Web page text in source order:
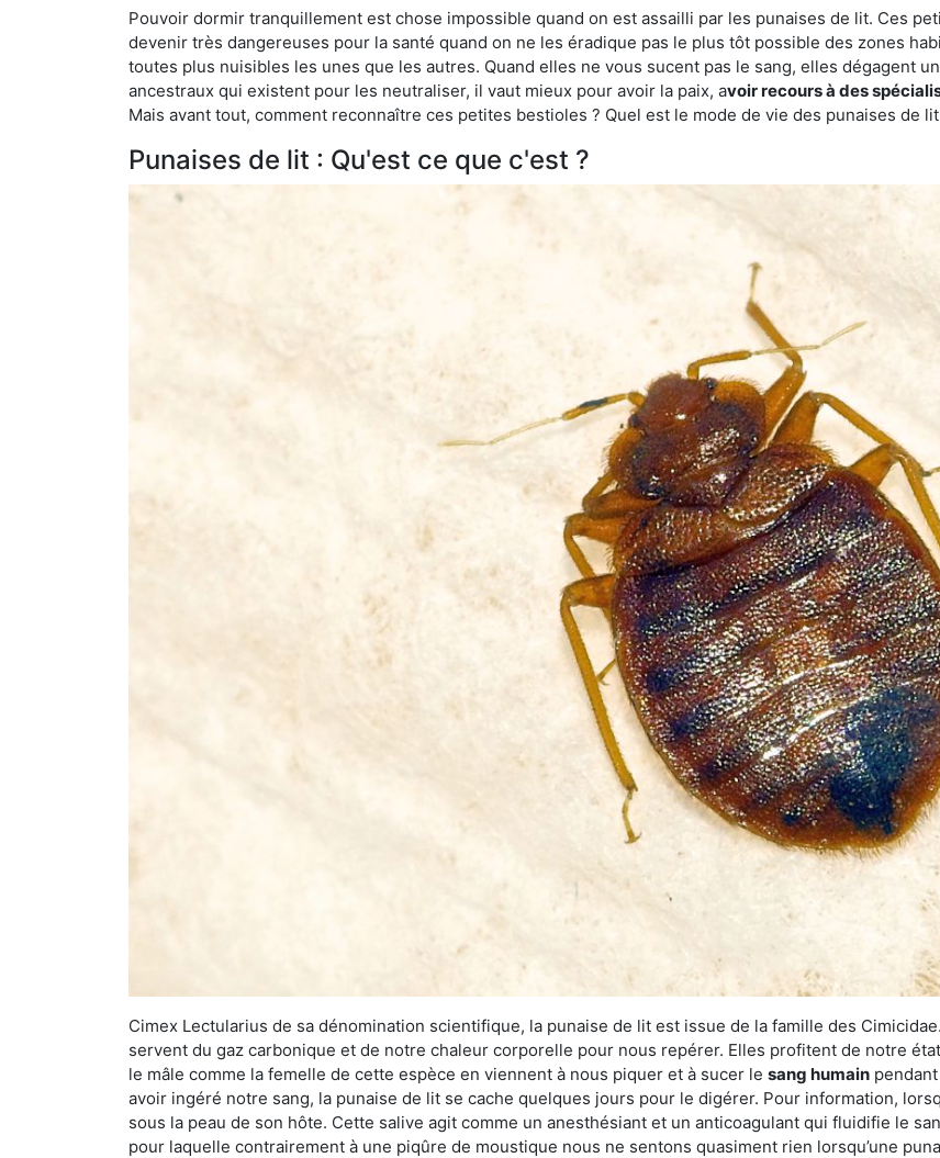
Pouvoir dormir tranquillement est chose impossible quand on est assailli par les punaises de lit. Ces
devenir très dangereuses pour la santé quand on ne les éradique pas le plus tôt possible des zones
toutes plus nuisibles les unes que les autres. Quand elles ne vous sucent pas le sang, elles dégagent
ancestraux qui existent pour les neutraliser, il vaut mieux pour avoir la paix, avoir recours à des
Mais avant tout, comment reconnaître ces petites bestioles ? Quel est le mode de vie des punaises de
Punaises de lit : Qu'est ce que c'est ?
Cimex Lectularius de sa dénomination scientifique, la punaise de lit est issue de la famille des
servent du gaz carbonique et de notre chaleur corporelle pour nous repérer. Elles profitent de notre
le mâle comme la femelle de cette espèce en viennent à nous piquer et à sucer le sang humain
avoir ingéré notre sang, la punaise de lit se cache quelques jours pour le digérer. Pour information,
sous la peau de son hôte. Cette salive agit comme un anesthésiant et un anticoagulant qui fluidifie le
pour laquelle contrairement à une piqûre de moustique nous ne sentons quasiment rien lorsqu’une